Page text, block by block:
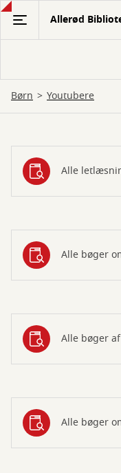
Gå
hovedindhold
Allerød
Børn Youtubere
Youtubere
Alle
Alle bøger
Alle bøger
Alle bøger